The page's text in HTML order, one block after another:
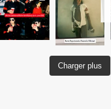
Charger plus